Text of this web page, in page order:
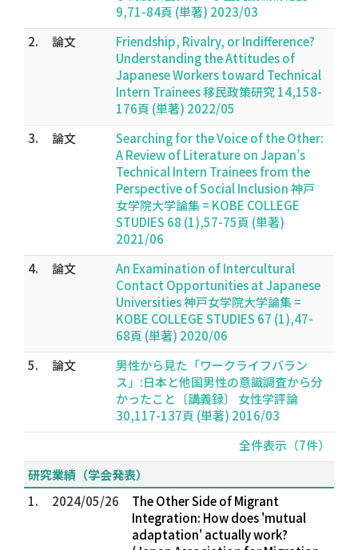
9,71-84頁 (単著) 2023/03
2.
論文
Friendship, Rivalry, or Indifference?
Understanding the Attitudes of
Japanese Workers toward Technical
Intern Trainees 移民政策研究 14,158-
176頁 (単著) 2022/05
3.
論文
Searching for the Voice of the Other:
A Review of Literature on Japan’s
Technical Intern Trainees from the
Perspective of Social Inclusion 神戸
女学院大学論集 = KOBE COLLEGE
STUDIES 68 (1),57-75頁 (単著)
2021/06
4.
論文
An Examination of Intercultural
Contact Opportunities at Japanese
Universities 神戸女学院大学論集 =
KOBE COLLEGE STUDIES 67 (1),47-
68頁 (単著) 2020/06
5.
論文
男性から見た「ワークライフバラン
ス」:日本と他国男性の意識調査から分
かったこと〔講義録〕 女性学評論
30,117-137頁 (単著) 2016/03
全件表示（7件）
研究業績（学会発表）
1.
2024/05/26
The Other Side of Migrant
Integration: How does 'mutual
adaptation' actually work?